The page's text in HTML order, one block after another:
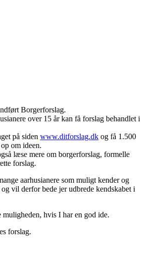
Borgerforslag.
over 15 år kan få forslag behandlet i
på siden www.ditforslag.dk og få 1.500
om ideen.
læse mere om borgerforslag, formelle
forslag.
aarhusianere som muligt kender og
vil derfor bede jer udbrede kendskabet i
hvis I har en god ide.
forslag.